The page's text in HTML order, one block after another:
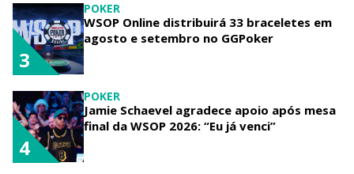
POKER
WSOP Online distribuirá 33 braceletes em
agosto e setembro no GGPoker
3
POKER
Jamie Schaevel agradece apoio após mesa
final da WSOP 2026: “Eu já venci”
4